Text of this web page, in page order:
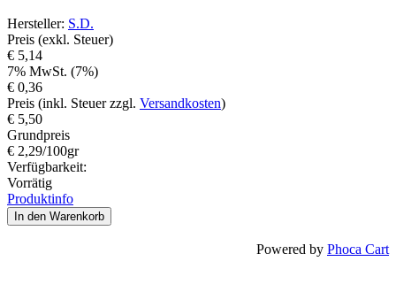
Hersteller: S.D.
Preis (exkl. Steuer)
€ 5,14
7% MwSt. (7%)
€ 0,36
Preis (inkl. Steuer zzgl. Versandkosten)
€ 5,50
Grundpreis
€ 2,29/100gr
Verfügbarkeit:
Vorrätig
Produktinfo
In den Warenkorb
Powered by Phoca Cart